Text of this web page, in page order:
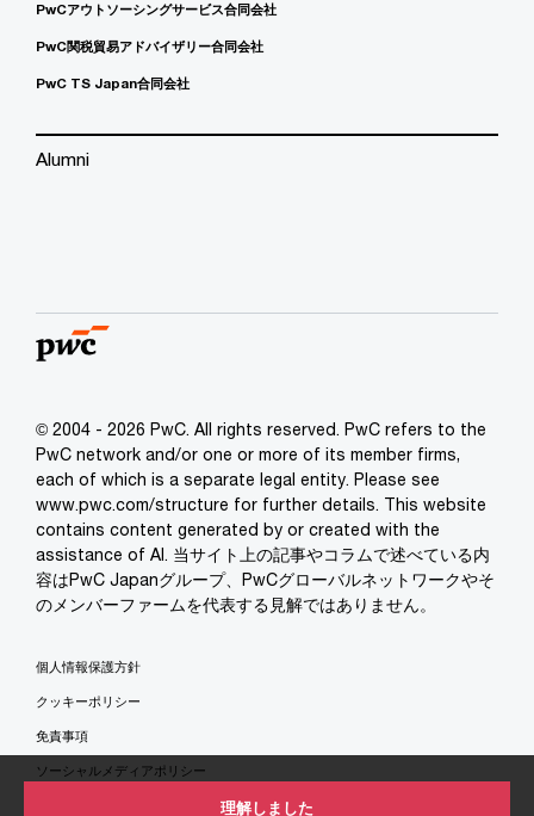
理解しました
PwCアウトソーシングサービス合同会社
PwC関税貿易アドバイザリー合同会社
PwC TS Japan合同会社
Alumni
© 2004 - 2026 PwC. All rights reserved. PwC refers to the
PwC network and/or one or more of its member firms,
each of which is a separate legal entity. Please see
www.pwc.com/structure for further details. This website
contains content generated by or created with the
assistance of AI. 当サイト上の記事やコラムで述べている内
容はPwC Japanグループ、PwCグローバルネットワークやそ
のメンバーファームを代表する見解ではありません。
個人情報保護方針
クッキーポリシー
免責事項
ソーシャルメディアポリシー